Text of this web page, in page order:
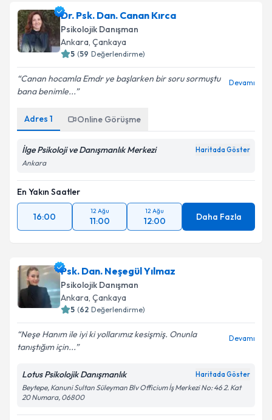
Dr. Psk. Dan. Canan Kırca
Psikolojik Danışman
Ankara, Çankaya
5 (59 Değerlendirme)
Canan hocamla Emdr ye başlarken bir soru sormuştu
bana benimle...
Devamı
Adres 1 Online Görüşme
İlge Psikoloji ve Danışmanlık Merkezi Haritada Göster
Ankara
En Yakın Saatler
16:00
12 Ağu
11:00
12 Ağu
12:00 Daha Fazla
Psk. Dan. Neşegül Yılmaz
Psikolojik Danışman
Ankara, Çankaya
5 (62 Değerlendirme)
Neşe Hanım ile iyi ki yollarımız kesişmiş. Onunla
tanıştığım için...
Devamı
Lotus Psikolojik Danışmanlık Haritada Göster
Beytepe, Kanuni Sultan Süleyman Blv Officium İş Merkezi No: 46 2. Kat
20 Numara, 06800